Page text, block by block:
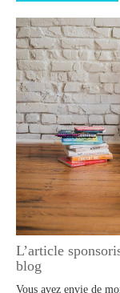
L’article
blog
Vous avez envie de